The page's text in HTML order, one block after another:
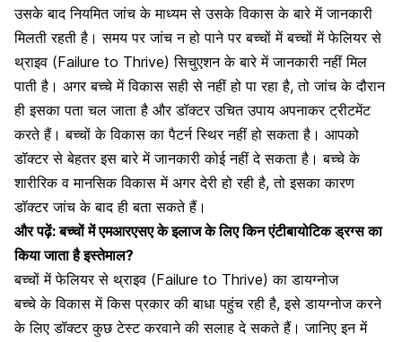
उसके बाद नियमित जांच के माध्यम से उसके विकास के बारे में जानकारी
मिलती रहती है। समय पर जांच न हो पाने पर बच्चों में बच्चों में फेलियर से
थ्राइव (Failure to Thrive) सिचुएशन के बारे में जानकारी नहीं मिल
पाती है। अगर बच्चे में विकास सही से नहीं हो पा रहा है, तो जांच के दौरान
ही इसका पता चल जाता है और डॉक्टर उचित उपाय अपनाकर ट्रीटमेंट
करते हैं। बच्चों के विकास का पैटर्न स्थिर नहीं हो सकता है। आपको
डॉक्टर से बेहतर इस बारे में जानकारी कोई नहीं दे सकता है। बच्चे के
शारीरिक व मानसिक विकास में अगर देरी हो रही है, तो इसका कारण
डॉक्टर जांच के बाद ही बता सकते हैं।
और पढ़ें:बच्चों में एमआरएसए के इलाज के लिए किन एंटीबायोटिक ड्रग्स का
किया जाता है इस्तेमाल?
बच्चों में फेलियर से थ्राइव (Failure to Thrive) का डायग्नोज
बच्चे के विकास में किस प्रकार की बाधा पहुंच रही है, इसे डायग्नोज करने
के लिए डॉक्टर कुछ टेस्ट करवाने की सलाह दे सकते हैं। जानिए इन में